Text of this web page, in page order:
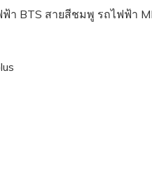
BTS สายสีชมพู รถไฟฟ้า